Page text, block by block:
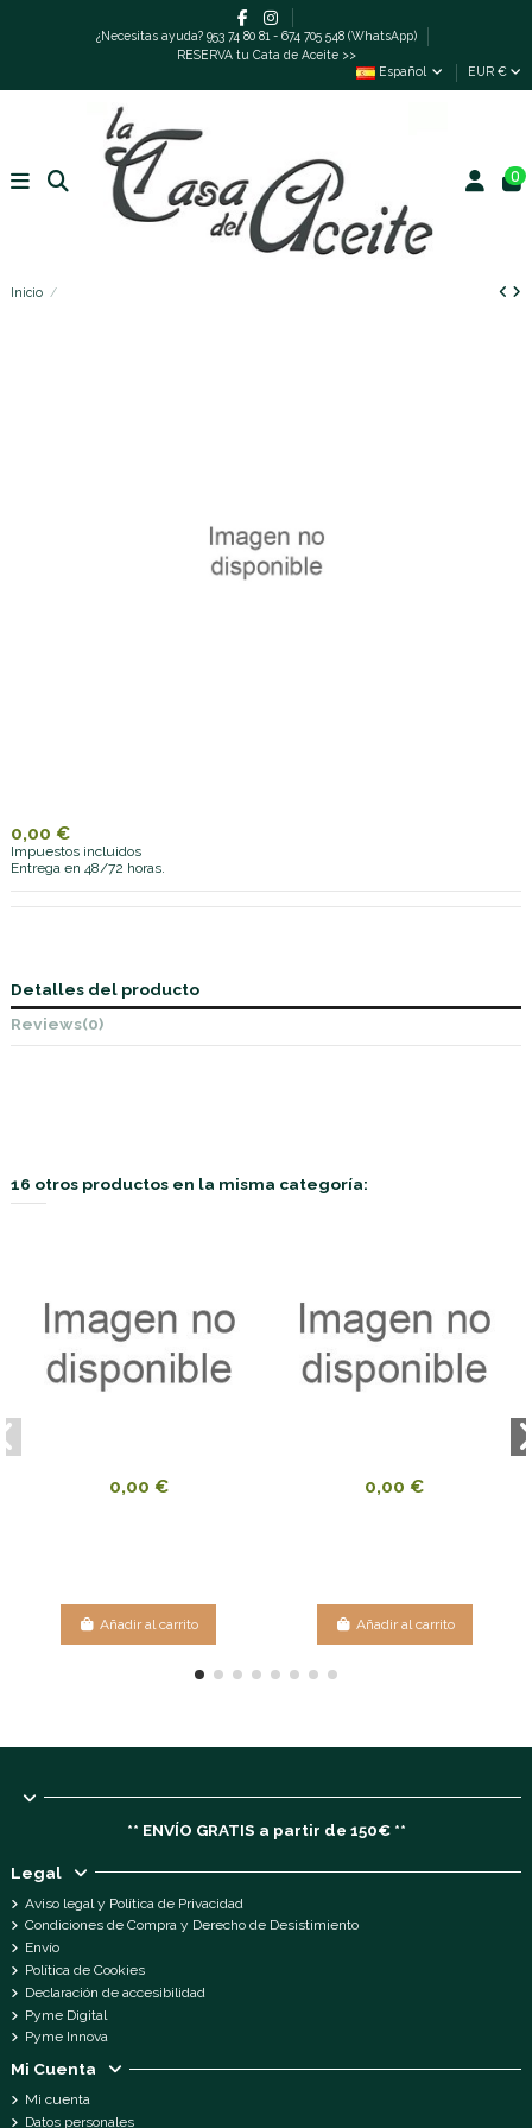
¿Necesitas ayuda? 953 74 80 81 - 674 705 548 (WhatsApp)
RESERVA tu Cata de Aceite >>
Español
EUR €
0
Inicio
0,00 €
Impuestos incluidos
Entrega en 48/72 horas.
Detalles del producto
Reviews(0)
16 otros productos en la misma categoría:
0,00 €
Añadir al carrito
0,00 €
Añadir al carrito
** ENVÍO GRATIS a partir de 150€ **
Legal
Aviso legal y Política de Privacidad
Condiciones de Compra y Derecho de Desistimiento
Envío
Política de Cookies
Declaración de accesibilidad
Pyme Digital
Pyme Innova
Mi Cuenta
Mi cuenta
Datos personales